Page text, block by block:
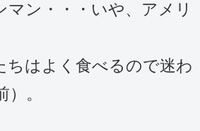
ン・・・いや、アメリ
ちはよく食べるので迷わ
。